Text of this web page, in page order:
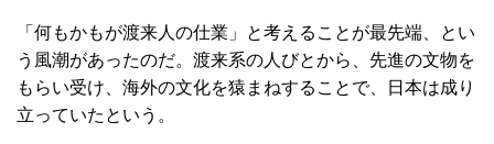
「何もかもが渡来人の仕業」と考えることが最先端、とい
う風潮があったのだ。渡来系の人びとから、先進の文物を
もらい受け、海外の文化を猿まねすることで、日本は成り
立っていたという。